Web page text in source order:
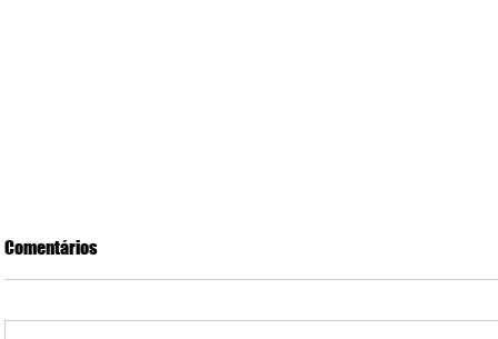
Comentários